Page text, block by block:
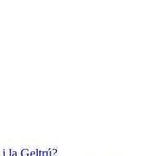
la Geltrú?